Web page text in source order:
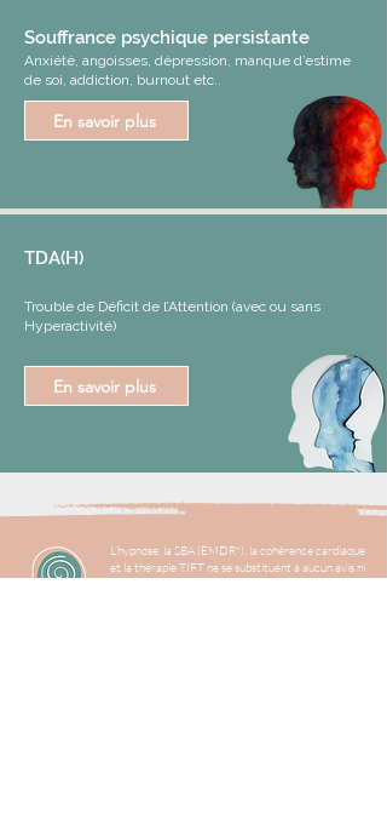
Souffrance psychique persistante
Anxiété, angoisses, dépression, manque d’estime
de soi, addiction, burnout etc..
En savoir plus
TDA(H)
Trouble de Déficit de l’Attention (avec ou sans
Hyperactivité)
En savoir plus
L’hypnose, la SBA (EMDR*), la cohérence cardiaque
et la thérapie TIFT ne se substituent à aucun avis ni